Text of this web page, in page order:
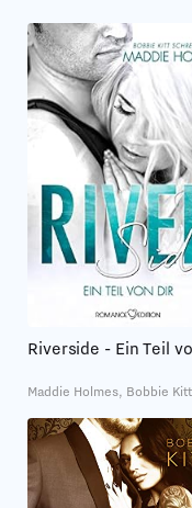
Riverside - Ein Teil
Maddie Holmes, Bobbie Kitt